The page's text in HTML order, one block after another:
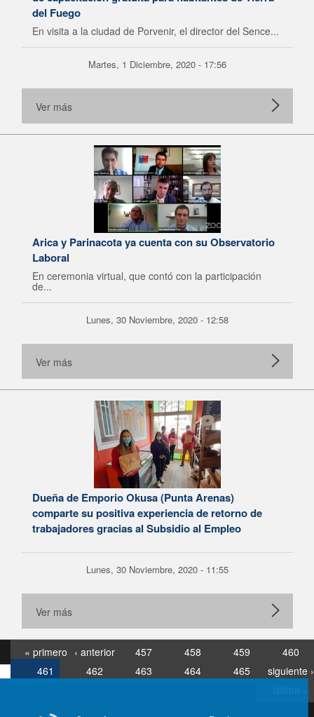
del Fuego
En visita a la ciudad de Porvenir, el director del Sence...
Martes, 1 Diciembre, 2020 - 17:56
Ver más
Arica y Parinacota ya cuenta con su Observatorio
Laboral
En ceremonia virtual, que contó con la participación
de...
Lunes, 30 Noviembre, 2020 - 12:58
Ver más
Dueña de Emporio Okusa (Punta Arenas)
comparte su positiva experiencia de retorno de
trabajadores gracias al Subsidio al Empleo
Lunes, 30 Noviembre, 2020 - 11:55
Ver más
« primero ‹ anterior 457 458 459
460
461
462 463 464 465
siguiente ›